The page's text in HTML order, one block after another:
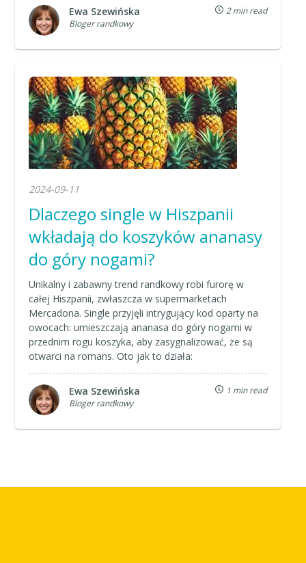
Ewa Szewińska
Bloger randkowy
2 min read
2024-09-11
Dlaczego single w Hiszpanii
wkładają do koszyków ananasy
do góry nogami?
Unikalny i zabawny trend randkowy robi furorę w
całej Hiszpanii, zwłaszcza w supermarketach
Mercadona. Single przyjęli intrygujący kod oparty na
owocach: umieszczają ananasa do góry nogami w
przednim rogu koszyka, aby zasygnalizować, że są
otwarci na romans. Oto jak to działa:
Ewa Szewińska
Bloger randkowy
1 min read